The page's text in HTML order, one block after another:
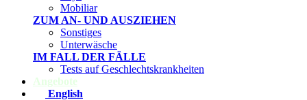
Mobiliar
ZUM AN- UND AUSZIEHEN
Sonstiges
Unterwäsche
IM FALL DER FÄLLE
Tests auf Geschlechtskrankheiten
Angebote
English